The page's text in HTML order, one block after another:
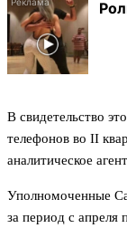
В свидетельство
телефонов во II
аналитическое
Уполномоченные
за период с апреля